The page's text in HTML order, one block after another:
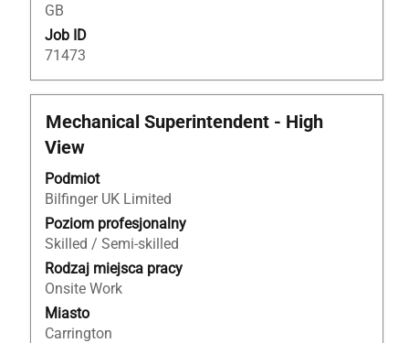
GB
Job ID
71473
Tytuł
Mechanical Superintendent - High
View
Podmiot
Bilfinger UK Limited
Poziom profesjonalny
Skilled / Semi-skilled
Rodzaj miejsca pracy
Onsite Work
Miasto
Carrington
Zaznacz
za
pomocą
spacji,
aby
wyświetlić
pełną
treść
danych
oferty
pracy.